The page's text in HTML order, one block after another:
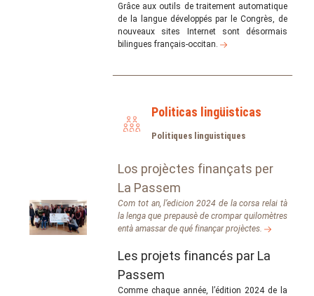
Grâce aux outils de traitement automatique
de la langue développés par le Congrès, de
nouveaux sites Internet sont désormais
bilingues français-occitan.
Politicas lingüisticas
Politiques linguistiques
Los projèctes finançats per
La Passem
Com tot an, l’edicion 2024 de la corsa relai tà
la lenga que prepausè de crompar quilomètres
entà amassar de qué finançar projèctes.
Les projets financés par La
Passem
Comme chaque année, l’édition 2024 de la